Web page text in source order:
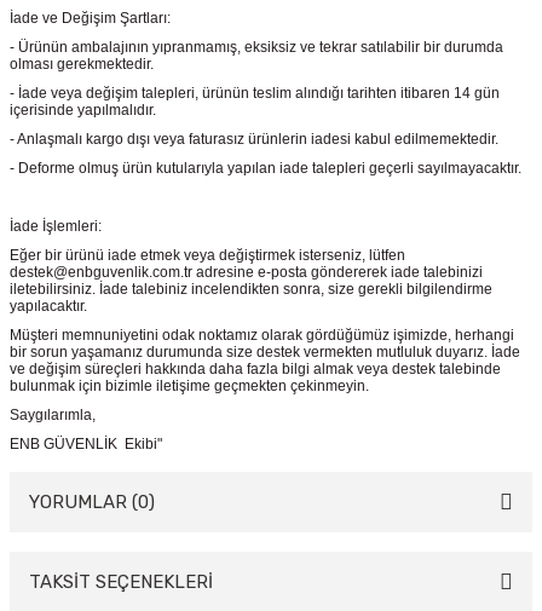
İade ve Değişim Şartları:
- Ürünün ambalajının yıpranmamış, eksiksiz ve tekrar satılabilir bir durumda
olması gerekmektedir.
- İade veya değişim talepleri, ürünün teslim alındığı tarihten itibaren 14 gün
içerisinde yapılmalıdır.
- Anlaşmalı kargo dışı veya faturasız ürünlerin iadesi kabul edilmemektedir.
- Deforme olmuş ürün kutularıyla yapılan iade talepleri geçerli sayılmayacaktır.
İade İşlemleri:
Eğer bir ürünü iade etmek veya değiştirmek isterseniz, lütfen
destek@enbguvenlik.com.tr adresine e-posta göndererek iade talebinizi
iletebilirsiniz. İade talebiniz incelendikten sonra, size gerekli bilgilendirme
yapılacaktır.
Müşteri memnuniyetini odak noktamız olarak gördüğümüz işimizde, herhangi
bir sorun yaşamanız durumunda size destek vermekten mutluluk duyarız. İade
ve değişim süreçleri hakkında daha fazla bilgi almak veya destek talebinde
bulunmak için bizimle iletişime geçmekten çekinmeyin.
Saygılarımla,
ENB GÜVENLİK Ekibi"
YORUMLAR (0)
Bu ürüne ilk yorumu siz yapın!
TAKSİT SEÇENEKLERİ